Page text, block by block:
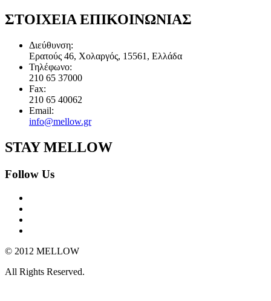
ΣΤΟΙΧΕΙΑ ΕΠΙΚΟΙΝΩΝΙΑΣ
Διεύθυνση:
Ερατούς 46, Χολαργός, 15561, Ελλάδα
Τηλέφωνο:
210 65 37000
Fax:
210 65 40062
Email:
info@mellow.gr
STAY MELLOW
Follow Us
© 2012 MELLOW
All Rights Reserved.